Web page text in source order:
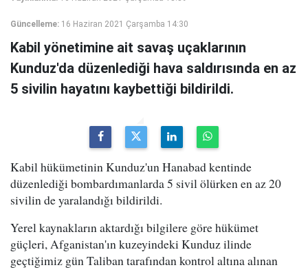
Güncelleme: 16 Haziran 2021 Çarşamba 14:30
Kabil yönetimine ait savaş uçaklarının
Kunduz'da düzenlediği hava saldırısında en az
5 sivilin hayatını kaybettiği bildirildi.
Kabil hükümetinin Kunduz'un Hanabad kentinde
düzenlediği bombardımanlarda 5 sivil ölürken en az 20
sivilin de yaralandığı bildirildi.
Yerel kaynakların aktardığı bilgilere göre hükümet
güçleri, Afganistan'ın kuzeyindeki Kunduz ilinde
geçtiğimiz gün Taliban tarafından kontrol altına alınan